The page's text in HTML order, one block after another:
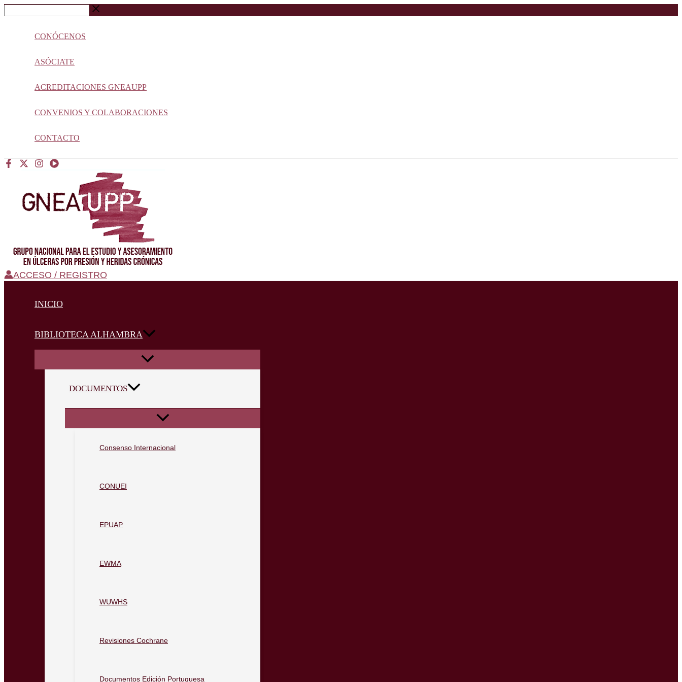
Ir
al
Buscar
…
CONÓCENOS
ASÓCIATE
ACREDITACIONES GNEAUPP
CONVENIOS Y COLABORACIONES
CONTACTO
ACCESO / REGISTRO
INICIO
BIBLIOTECA ALHAMBRA
DOCUMENTOS
Consenso Internacional
CONUEI
EPUAP
EWMA
WUWHS
Revisiones Cochrane
Documentos Edición Portuguesa